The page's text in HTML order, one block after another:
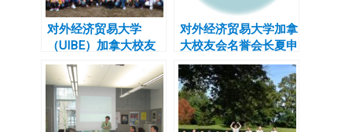
对外经济贸易大学
（UIBE）加拿大校友
会举行2015夏季BBQ
大聚会
对外经济贸易大学加拿
大校友会名誉会长夏申
教授接受环球时报的采
访